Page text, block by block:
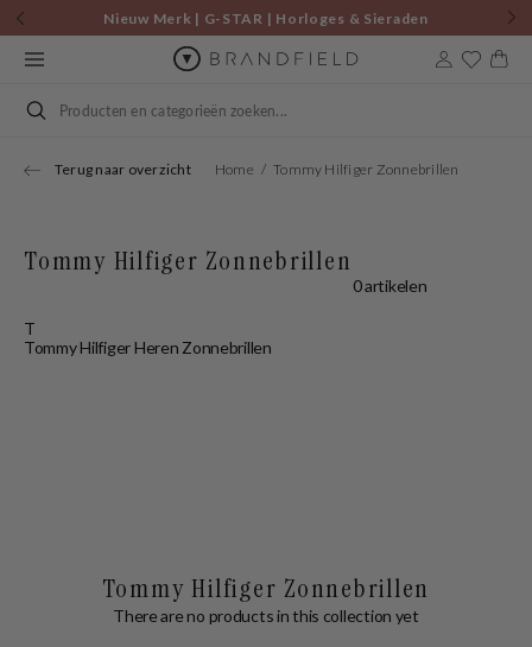
Skip to
content
Nieuw Merk | G-STAR | Horloges & Sieraden
Cart
Search
Terug naar overzicht Home Tommy Hilfiger Zonnebrillen
Tommy Hilfiger Zonnebrillen
0 artikelen
T
Tommy Hilfiger Heren Zonnebrillen
Tommy Hilfiger Zonnebrillen
There are no products in this collection yet